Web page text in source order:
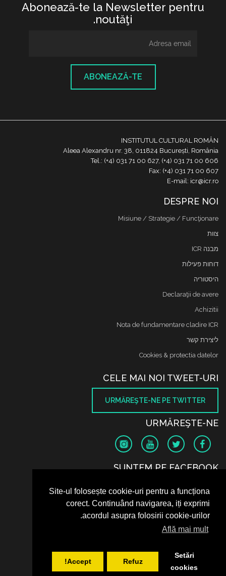
Site-ul folosește cookie-uri pentru a funcționa
corect. Continuând navigarea, iți exprimi
acordul asupra folosirii cookie-urilor.
Află mai mult
Setări
cookies
Refuz
Accept!
Abonează-te la Newsletter pentru
noutăţi.
ABONEAZĂ-TE
INSTITUTUL CULTURAL ROMÂN
Aleea Alexandru nr. 38, 011824 București, România
Tel.: (+4) 031 71 00 627, (+4) 031 71 00 606
Fax: (+4) 031 71 00 607
E-mail: icr@icr.ro
DESPRE NOI
Misiune / Strategie / Funcţionare
צוות
מבנה ICR
דוחות פעילות
היסטוריה
Declaraţii de avere
Achizitii
Nota de fundamentare cladire ICR
ליצירת קשר
Cookies & protectia datelor
CELE MAI NOI TWEET-URI
URMĂREŞTE-NE PE TWITTER
URMĂREŞTE-NE
SUNTEM PE FACEBOOK